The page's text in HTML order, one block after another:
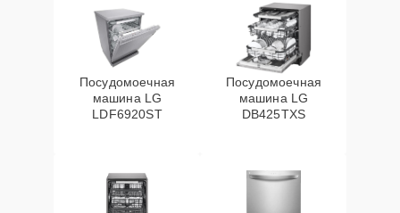
Посудомоечная
машина LG
LDF6920ST
Посудомоечная
машина LG
DB425TXS